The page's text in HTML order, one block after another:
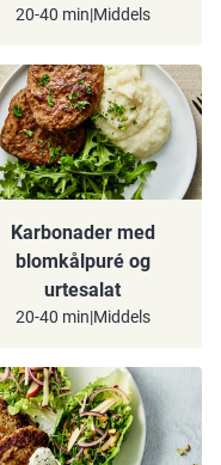
20-40 min|Middels
Karbonader med
blomkålpuré og
urtesalat
20-40 min|Middels